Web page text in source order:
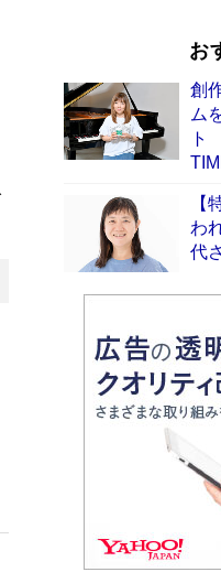
「『火垂るの墓
続けた“自責の念
い」監督が徹底
戦争の記憶
Book
お
創
ム
ト
【
わ
代